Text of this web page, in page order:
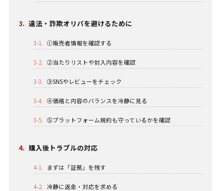
3. 違法・詐欺オリパを避けるために
3-1. ①販売者情報を確認する
3-2. ②当たりリストや封入内容を確認
3-3. ③SNSやレビューをチェック
3-4. ④価格と内容のバランスを冷静に見る
3-5. ⑤プラットフォーム規約も守っているかを確認
4. 購入後トラブルの対応
4-1. まずは「証拠」を残す
4-2. 冷静に返金・対応を求める